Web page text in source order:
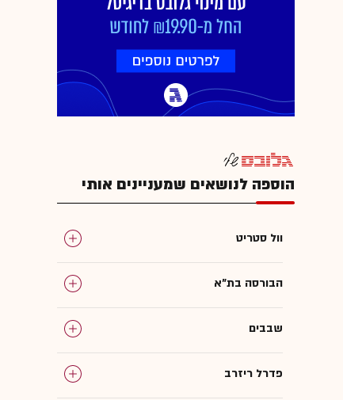
הוספה לנושאים שמעניינים אותי
וול סטריט
הבורסה בת"א
שבבים
פדרל ריזרב